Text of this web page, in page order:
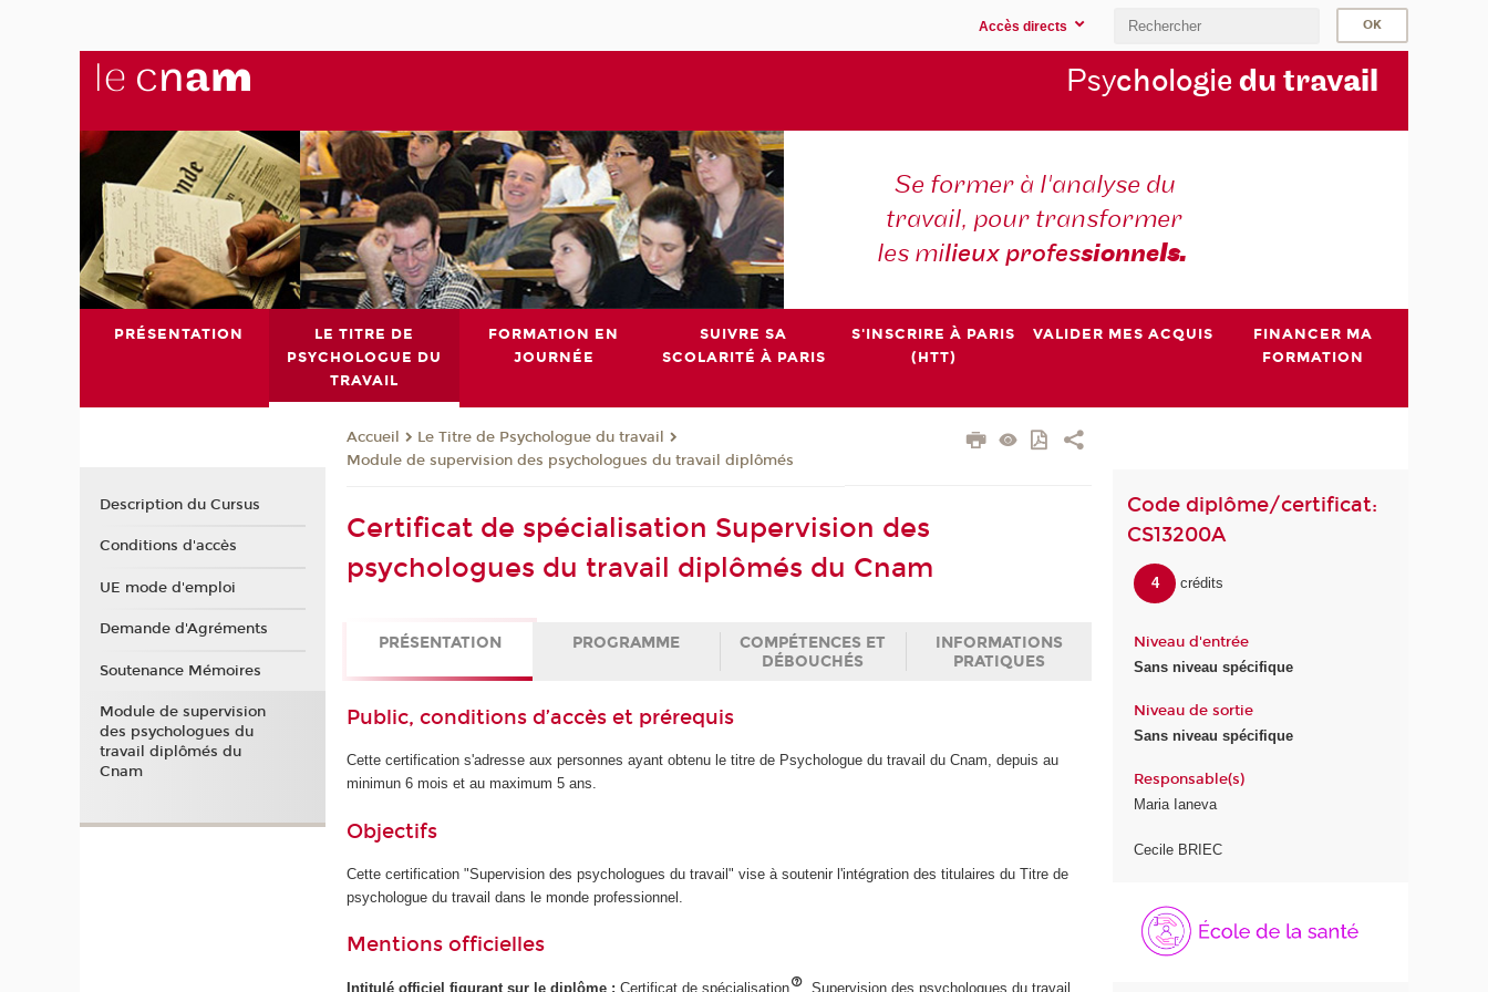
Accès directs
Psychologie du travail
Se former à l'analyse du
travail, pour transformer
les milieux professionnels.
PRÉSENTATION
LE TITRE DE
PSYCHOLOGUE DU
TRAVAIL
FORMATION EN
JOURNÉE
SUIVRE SA
SCOLARITÉ À PARIS
S'INSCRIRE À PARIS
(HTT)
VALIDER MES ACQUIS
FINANCER MA
FORMATION
Accueil
Le Titre de Psychologue du travail
Module de supervision des psychologues du travail diplômés
Certificat de spécialisation Supervision des
psychologues du travail diplômés du Cnam
PRÉSENTATION PROGRAMME
COMPÉTENCES ET
DÉBOUCHÉS
INFORMATIONS
PRATIQUES
Public, conditions d’accès et prérequis
Cette certification s'adresse aux personnes ayant obtenu le titre de Psychologue du travail du Cnam, depuis au
minimun 6 mois et au maximum 5 ans.
Objectifs
Cette certification "Supervision des psychologues du travail" vise à soutenir l'intégration des titulaires du Titre de
psychologue du travail dans le monde professionnel.
Mentions officielles
Intitulé officiel figurant sur le diplôme :Certificat de spécialisation
Supervision des psychologues du travail
Code diplôme/certificat:
CS13200A
4 crédits
Niveau d'entrée
Sans niveau spécifique
Niveau de sortie
Sans niveau spécifique
Responsable(s)
Maria Ianeva
Cecile BRIEC
Description du Cursus
Conditions d'accès
UE mode d'emploi
Demande d'Agréments
Soutenance Mémoires
Module de supervision
des psychologues du
travail diplômés du
Cnam